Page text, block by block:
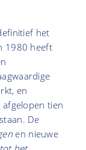
het
1980 heeft
en
tien
De
en nieuwe